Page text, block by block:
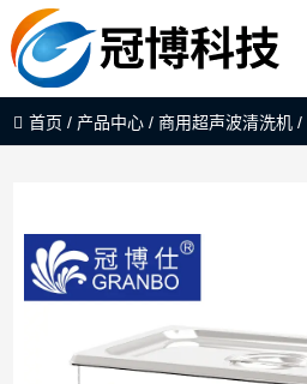
首页 / 产品中心 /商用超声波清洗机 /